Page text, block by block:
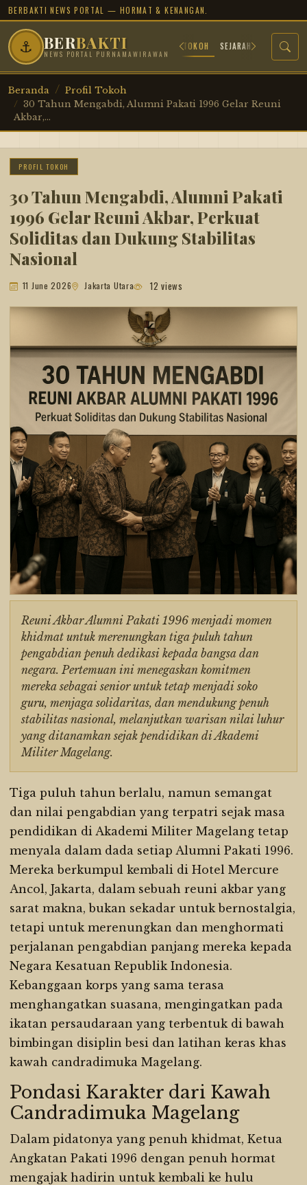
BERBAKTI NEWS PORTAL — HORMAT & KENANGAN.
⚓ BERBAKTI
NEWS PORTAL PURNAMAWIRAWAN
BERANDA ARSIP JUANG PROFIL TOKOH SEJARAH MILITER
Beranda
Profil Tokoh
30 Tahun Mengabdi, Alumni Pakati 1996 Gelar Reuni
Akbar,...
PROFIL TOKOH
30 Tahun Mengabdi, Alumni Pakati
1996 Gelar Reuni Akbar, Perkuat
Soliditas dan Dukung Stabilitas
Nasional
11 June 2026 Jakarta Utara 12 views
Reuni Akbar Alumni Pakati 1996 menjadi momen
khidmat untuk merenungkan tiga puluh tahun
pengabdian penuh dedikasi kepada bangsa dan
negara. Pertemuan ini menegaskan komitmen
mereka sebagai senior untuk tetap menjadi soko
guru, menjaga solidaritas, dan mendukung penuh
stabilitas nasional, melanjutkan warisan nilai luhur
yang ditanamkan sejak pendidikan di Akademi
Militer Magelang.
Tiga puluh tahun berlalu, namun semangat
dan nilai pengabdian yang terpatri sejak masa
pendidikan di Akademi Militer Magelang tetap
menyala dalam dada setiap Alumni Pakati 1996.
Mereka berkumpul kembali di Hotel Mercure
Ancol, Jakarta, dalam sebuah reuni akbar yang
sarat makna, bukan sekadar untuk bernostalgia,
tetapi untuk merenungkan dan menghormati
perjalanan pengabdian panjang mereka kepada
Negara Kesatuan Republik Indonesia.
Kebanggaan korps yang sama terasa
menghangatkan suasana, mengingatkan pada
ikatan persaudaraan yang terbentuk di bawah
bimbingan disiplin besi dan latihan keras khas
kawah candradimuka Magelang.
Pondasi Karakter dari Kawah
Candradimuka Magelang
Dalam pidatonya yang penuh khidmat, Ketua
Angkatan Pakati 1996 dengan penuh hormat
mengajak hadirin untuk kembali ke hulu